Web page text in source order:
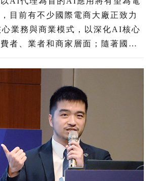
目前有不少國際電商大廠正致力
業務與商業模式，以深化AI核心
者、業者和商家層面；隨著國內